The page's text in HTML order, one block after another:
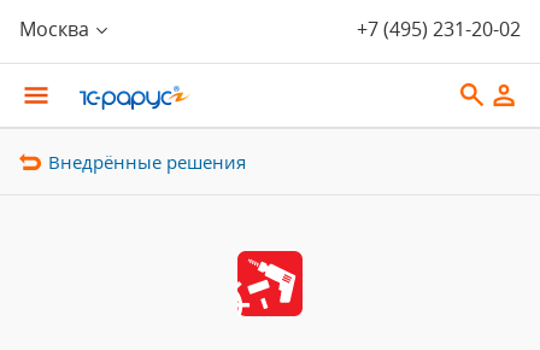
Москва +7 (495) 231-20-02
Внедрённые решения